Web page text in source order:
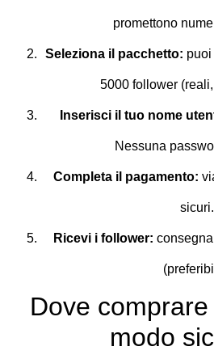
promettono
Seleziona il pacchetto: puoi
5000 follower
Inserisci il tuo nome
Nessuna
Completa il pagamento:
sicuri.
Ricevi i follower:
Dove
modo